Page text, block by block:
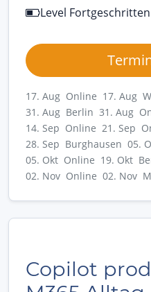
Level Fortgeschritten
17. Aug Online 17. Aug
31. Aug Berlin 31. Aug
14. Sep Online 21. Sep
28. Sep Burghausen 05.
05. Okt Online 19. Okt
02. Nov Online 02. Nov
Copilot